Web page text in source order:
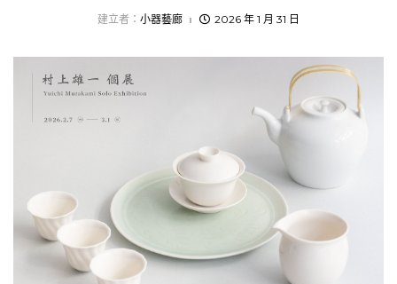
建立者： 小器藝廊 2026 年 1 月 31 日